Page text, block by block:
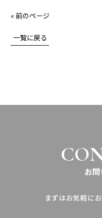
« 前のページ
一覧に戻る
お
まずはお気軽に